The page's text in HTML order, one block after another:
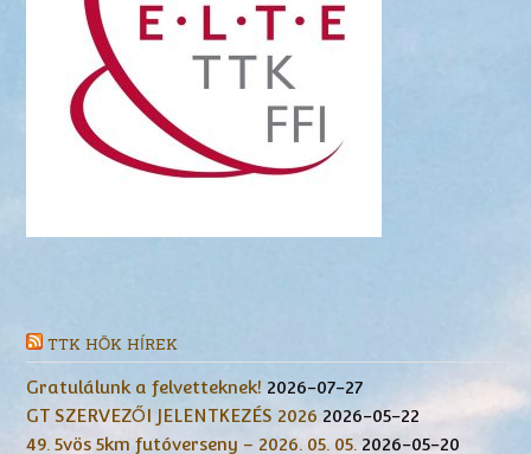
TTK HÖK HÍREK
Gratulálunk a felvetteknek! 2026-07-27
GT SZERVEZŐI JELENTKEZÉS 2026 2026-05-22
49. 5vös 5km futóverseny – 2026. 05. 05. 2026-05-20